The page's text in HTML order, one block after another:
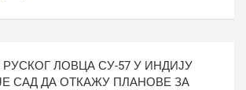
ЛОВЦА СУ-57 У ИНДИЈУ
САД ДА ОТКАЖУ ПЛАНОВЕ ЗА